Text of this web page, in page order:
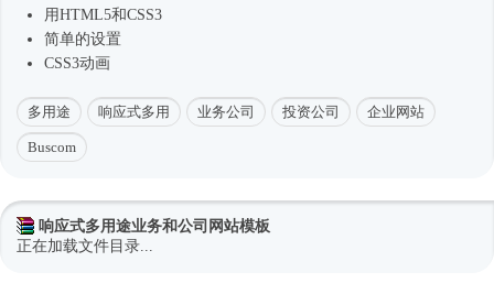
用HTML5和CSS3
简单的设置
CSS3动画
多用途 响应式多用 业务公司 投资公司 企业网站
Buscom
响应式多用途业务和公司网站模板
正在加载文件目录...